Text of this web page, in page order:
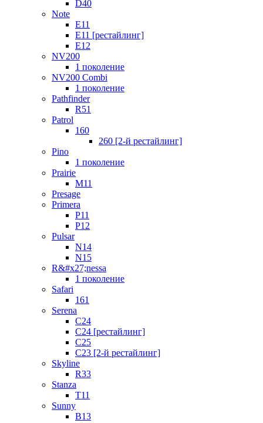
D40
Note
E11
E11 [рестайлинг]
E12
NV200
1 поколение
NV200 Combi
1 поколение
Pathfinder
R51
Patrol
160
260 [2-й рестайлинг]
Pino
1 поколение
Prairie
M11
Presage
Primera
P11
P12
Pulsar
N14
N15
R&#x27;nessa
1 поколение
Safari
161
Serena
C24
C24 [рестайлинг]
C25
С23 [2-й рестайлинг]
Skyline
R33
Stanza
T11
Sunny
B13